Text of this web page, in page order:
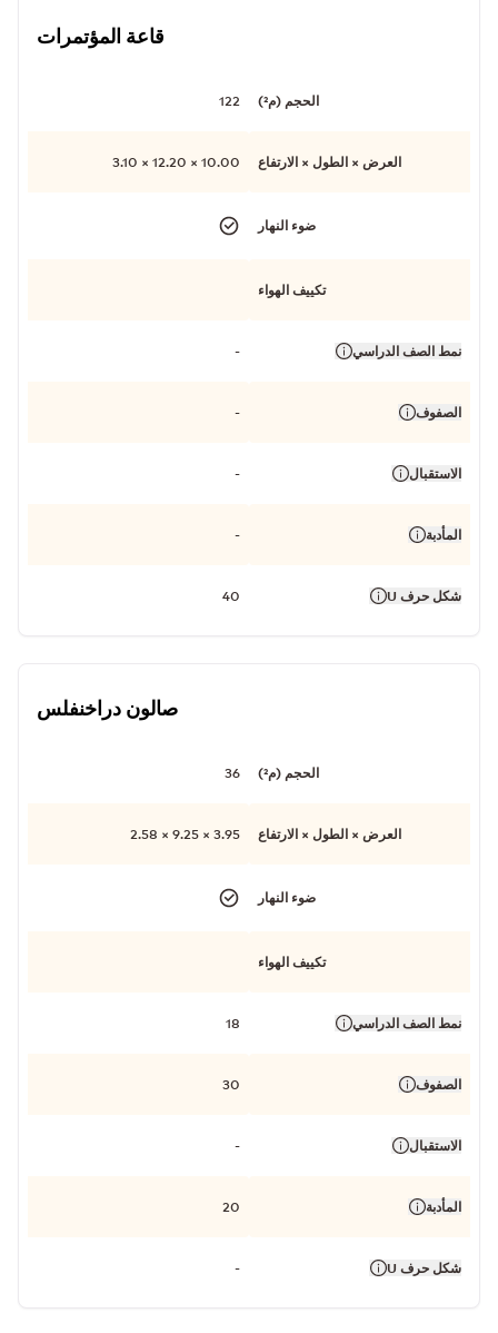
قاعة المؤتمرات
الحجم (م²) 122
العرض × الطول × الارتفاع 10.00 × 12.20 × 3.10
ضوء النهار
تكييف الهواء
نمط الصف الدراسي -
الصفوف -
الاستقبال -
المأدبة -
شكل حرف U 40
صالون دراخنفلس
الحجم (م²) 36
العرض × الطول × الارتفاع 3.95 × 9.25 × 2.58
ضوء النهار
تكييف الهواء
نمط الصف الدراسي 18
الصفوف 30
الاستقبال -
المأدبة 20
شكل حرف U -